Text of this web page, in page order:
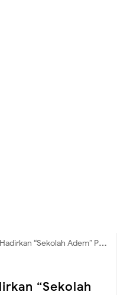
Adem” Penopang Prestasi Siswa
“Sekolah